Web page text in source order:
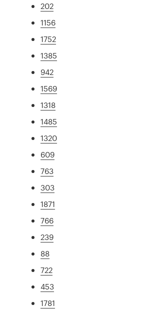
202
1156
1752
1385
942
1569
1318
1485
1320
609
763
303
1871
766
239
88
722
453
1781